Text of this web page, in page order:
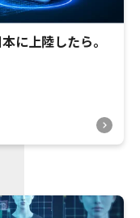
に上陸したら。